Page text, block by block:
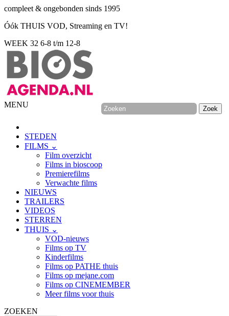
compleet & ongebonden sinds 1995
Óók THUIS VOD, Streaming en TV!
WEEK 32 6-8 t/m 12-8
MENU
STEDEN
FILMS ⌄
Film overzicht
Films in bioscoop
Premierefilms
Verwachte films
NIEUWS
TRAILERS
VIDEOS
STERREN
THUIS ⌄
VOD-nieuws
Films op TV
Kinderfilms
Films op PATHE thuis
Films op mejane.com
Films op CINEMEMBER
Meer films voor thuis
ZOEKEN